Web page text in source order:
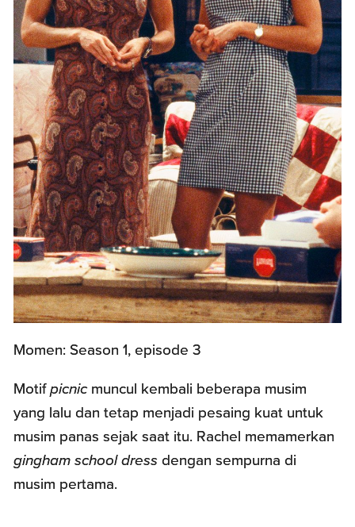
Momen: Season 1, episode 3
Motifpicnicmuncul kembali beberapa musim
yang lalu dan tetap menjadi pesaing kuat untuk
musim panas sejak saat itu. Rachel memamerkan
gingham school dress dengan sempurna di
musim pertama.